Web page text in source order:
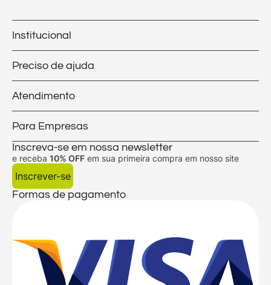
Institucional
Preciso de ajuda
Atendimento
Para Empresas
Inscreva-se em nossa newsletter
e receba 10% OFF em sua primeira compra em nosso site
Inscrever-se
Formas de pagamento